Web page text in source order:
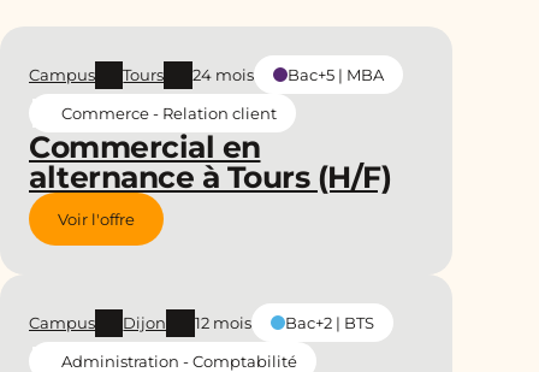
Commercial en
alternance à Tours (H/F)
Campus Tours 24 mois
Bac+5 | MBA
Commerce - Relation client
Voir l'offre
Campus Dijon 12 mois
Bac+2 | BTS
Administration - Comptabilité